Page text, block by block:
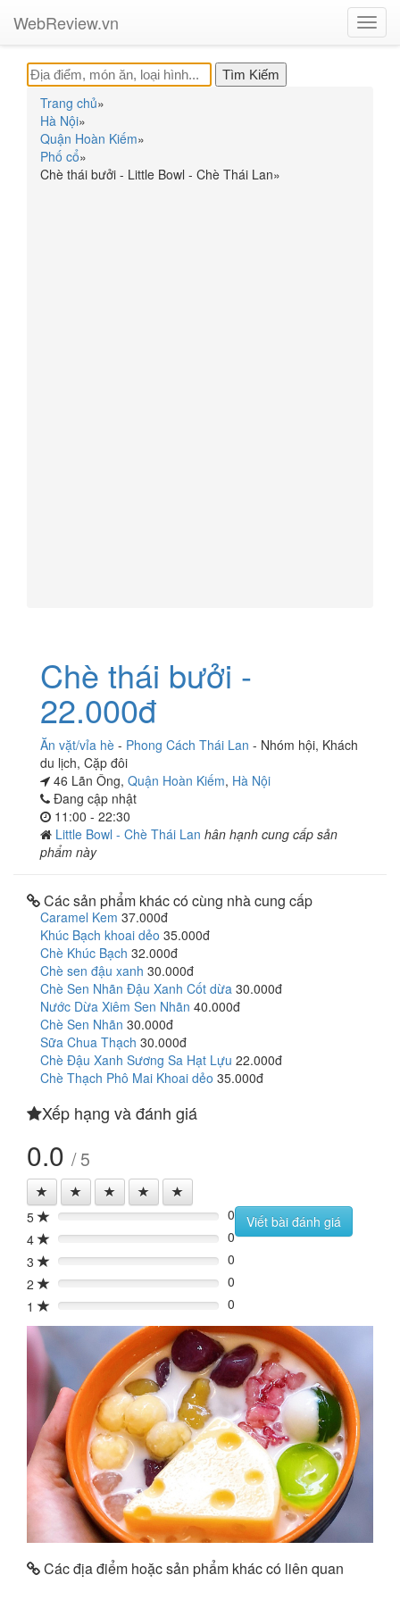
WebReview.vn
Trang chủ»
Hà Nội»
Quận Hoàn Kiếm»
Phố cổ»
Chè thái bưởi - Little Bowl - Chè Thái Lan»
Chè thái bưởi -
22.000đ
Ăn vặt/vỉa hè - Phong Cách Thái Lan - Nhóm hội, Khách
du lịch, Cặp đôi
46 Lãn Ông, Quận Hoàn Kiếm, Hà Nội
Đang cập nhật
11:00 - 22:30
Little Bowl - Chè Thái Lan hân hạnh cung cấp sản
phẩm này
Các sản phẩm khác có cùng nhà cung cấp
Caramel Kem 37.000đ
Khúc Bạch khoai dẻo 35.000đ
Chè Khúc Bạch 32.000đ
Chè sen đậu xanh 30.000đ
Chè Sen Nhãn Đậu Xanh Cốt dừa 30.000đ
Nước Dừa Xiêm Sen Nhãn 40.000đ
Chè Sen Nhãn 30.000đ
Sữa Chua Thạch 30.000đ
Chè Đậu Xanh Sương Sa Hạt Lựu 22.000đ
Chè Thạch Phô Mai Khoai dẻo 35.000đ
Xếp hạng và đánh giá
0.0 / 5
5 0%
0
4
0%
0
3
0%
0
2
0%
0
1
0% 0
Viết bài đánh giá
Các địa điểm hoặc sản phẩm khác có liên quan